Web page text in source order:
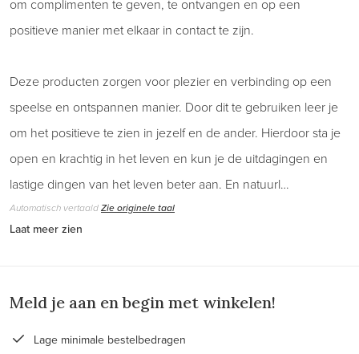
om complimenten te geven, te ontvangen en op een
positieve manier met elkaar in contact te zijn.
Deze producten zorgen voor plezier en verbinding op een
speelse en ontspannen manier. Door dit te gebruiken leer je
om het positieve te zien in jezelf en de ander. Hierdoor sta je
open en krachtig in het leven en kun je de uitdagingen en
lastige dingen van het leven beter aan. En natuurl…
Automatisch vertaaldZie originele taal
Laat meer zien
Meld je aan en begin met winkelen!
Lage minimale bestelbedragen